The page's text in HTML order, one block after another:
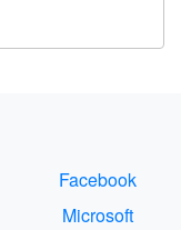
Facebook
Microsoft